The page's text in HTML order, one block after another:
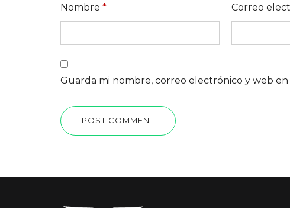
Nombre * Correo
Guarda mi nombre, correo electrónico y web
POST COMMENT